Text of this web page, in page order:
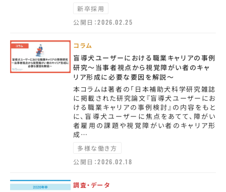
新卒採用
公開日：2026.02.25
コラム
盲導犬ユーザーにおける職業キャリアの事例
研究～当事者視点から視覚障がい者のキャ
リア形成に必要な要因を解説～
本コラムは著者の「日本補助犬科学研究雑誌
に掲載された研究論文『盲導犬ユーザーにお
ける職業キャリアの事例検討』の内容をもと
に、盲導犬ユーザーに焦点をあてて、障がい
者雇用の課題や視覚障がい者のキャリア形
成…
多様な働き方
公開日：2026.02.18
調査・データ